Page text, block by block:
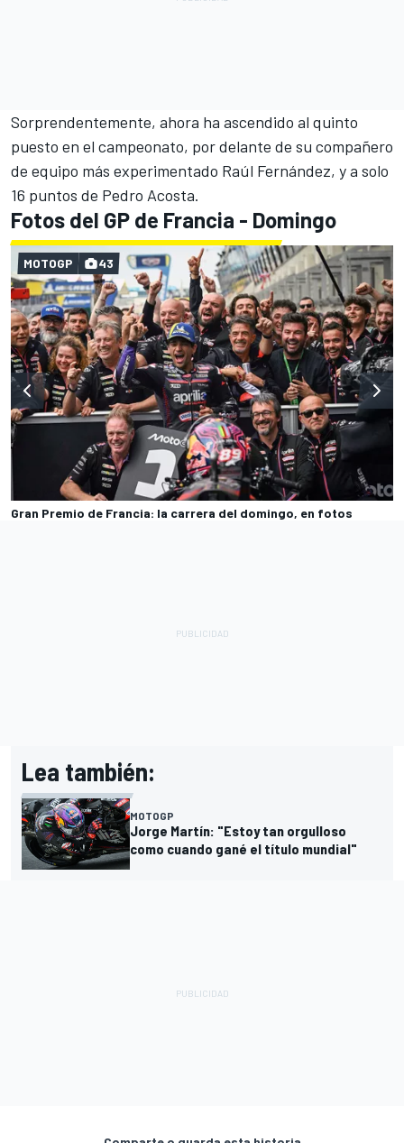
Sorprendentemente, ahora ha ascendido al quinto
puesto en el campeonato, por delante de su compañero
de equipo más experimentado Raúl Fernández, y a solo
16 puntos de Pedro Acosta.
Fotos del GP de Francia - Domingo
Gran Premio de Francia: la carrera del domingo, en fotos
MOTOGP 43
Lea también:
MOTOGP
Jorge Martín: "Estoy tan orgulloso
como cuando gané el título mundial"